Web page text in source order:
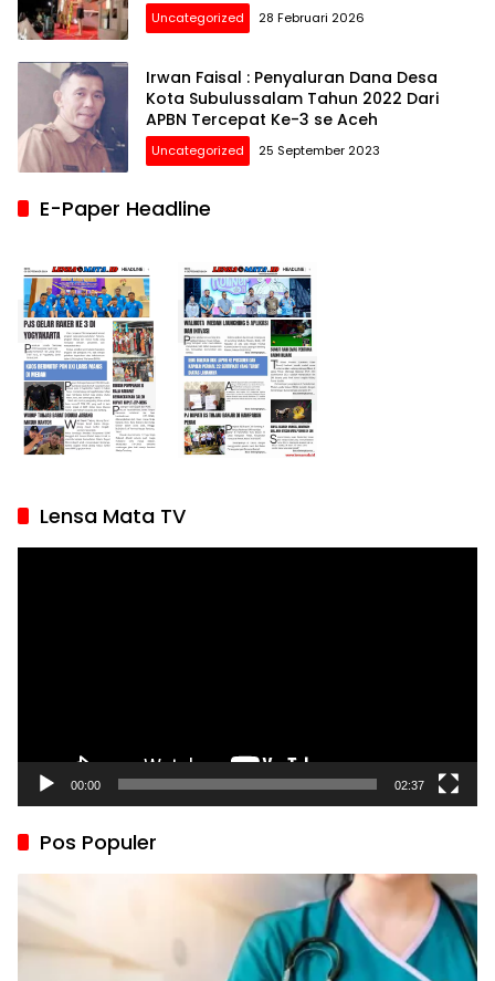
Uncategorized 28 Februari 2026
Irwan Faisal : Penyaluran Dana Desa
Kota Subulussalam Tahun 2022 Dari
APBN Tercepat Ke-3 se Aceh
Uncategorized 25 September 2023
E-Paper Headline
Lensa Mata TV
00:00 02:37
Pos Populer